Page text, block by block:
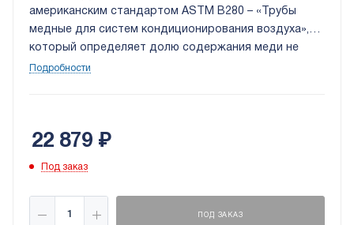
американским стандартом ASTM B280 – «Трубы
медные для систем кондиционирования воздуха»,
который определяет долю содержания меди не
менее 99,9% и толщину стенки в зависимости от
Подробности
22 879 ₽
Под заказ
ПОД ЗАКАЗ